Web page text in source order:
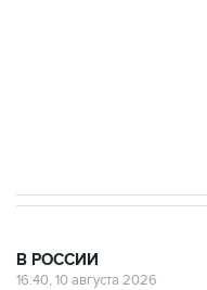
В РОССИИ
16:40, 10 августа 2026